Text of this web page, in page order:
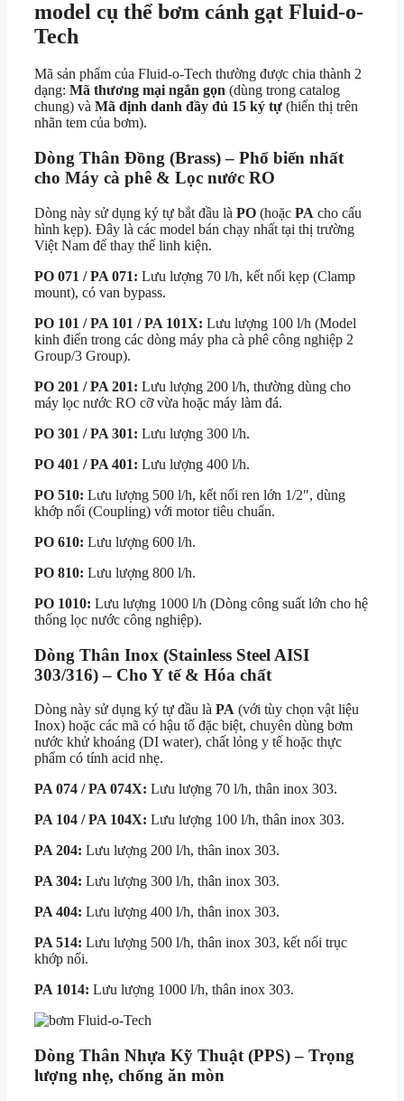
model cụ thể bơm cánh gạt Fluid-o-
Tech
Mã sản phẩm của Fluid-o-Tech thường được chia thành 2
dạng: Mã thương mại ngắn gọn (dùng trong catalog
chung) và Mã định danh đầy đủ 15 ký tự (hiển thị trên
nhãn tem của bơm).
Dòng Thân Đồng (Brass) – Phổ biến nhất
cho Máy cà phê & Lọc nước RO
Dòng này sử dụng ký tự bắt đầu là PO (hoặc PA cho cấu
hình kẹp). Đây là các model bán chạy nhất tại thị trường
Việt Nam để thay thế linh kiện.
PO 071 / PA 071: Lưu lượng 70 l/h, kết nối kẹp (Clamp
mount), có van bypass.
PO 101 / PA 101 / PA 101X: Lưu lượng 100 l/h (Model
kinh điển trong các dòng máy pha cà phê công nghiệp 2
Group/3 Group).
PO 201 / PA 201: Lưu lượng 200 l/h, thường dùng cho
máy lọc nước RO cỡ vừa hoặc máy làm đá.
PO 301 / PA 301: Lưu lượng 300 l/h.
PO 401 / PA 401: Lưu lượng 400 l/h.
PO 510: Lưu lượng 500 l/h, kết nối ren lớn 1/2″, dùng
khớp nối (Coupling) với motor tiêu chuẩn.
PO 610: Lưu lượng 600 l/h.
PO 810: Lưu lượng 800 l/h.
PO 1010: Lưu lượng 1000 l/h (Dòng công suất lớn cho hệ
thống lọc nước công nghiệp).
Dòng Thân Inox (Stainless Steel AISI
303/316) – Cho Y tế & Hóa chất
Dòng này sử dụng ký tự đầu là PA (với tùy chọn vật liệu
Inox) hoặc các mã có hậu tố đặc biệt, chuyên dùng bơm
nước khử khoáng (DI water), chất lỏng y tế hoặc thực
phẩm có tính acid nhẹ.
PA 074 / PA 074X: Lưu lượng 70 l/h, thân inox 303.
PA 104 / PA 104X: Lưu lượng 100 l/h, thân inox 303.
PA 204: Lưu lượng 200 l/h, thân inox 303.
PA 304: Lưu lượng 300 l/h, thân inox 303.
PA 404: Lưu lượng 400 l/h, thân inox 303.
PA 514: Lưu lượng 500 l/h, thân inox 303, kết nối trục
khớp nối.
PA 1014: Lưu lượng 1000 l/h, thân inox 303.
Dòng Thân Nhựa Kỹ Thuật (PPS) – Trọng
lượng nhẹ, chống ăn mòn